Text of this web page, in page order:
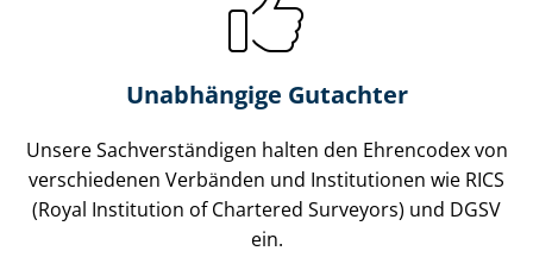
Unabhängige Gutachter
Unsere Sach­ver­stän­di­gen halten den Ehrencodex von
verschiedenen Verbänden und Institutionen wie RICS
(Royal Institution of Chartered Surveyors) und DGSV
ein.